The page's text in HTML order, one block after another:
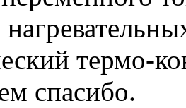
термо-
спасибо.